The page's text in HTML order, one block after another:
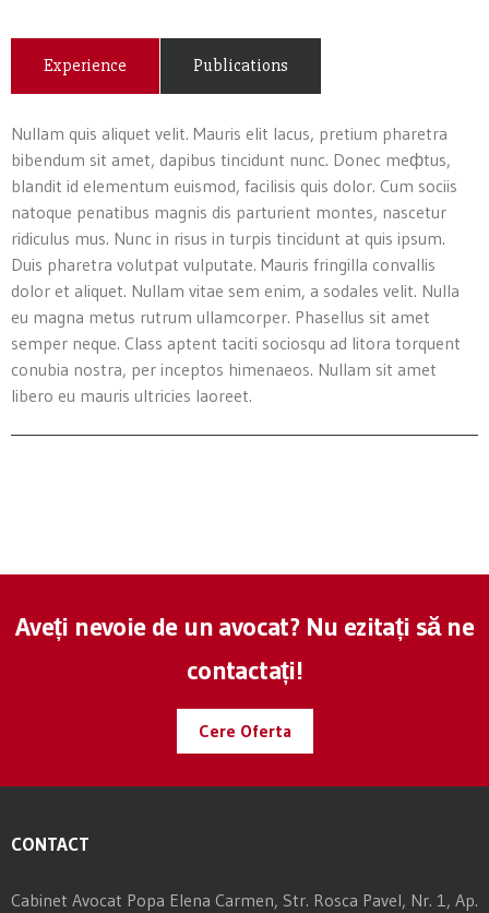
Experience Publications
Nullam quis aliquet velit. Mauris elit lacus, pretium pharetra
bibendum sit amet, dapibus tincidunt nunc. Donec meфtus,
blandit id elementum euismod, facilisis quis dolor. Cum sociis
natoque penatibus magnis dis parturient montes, nascetur
ridiculus mus. Nunc in risus in turpis tincidunt at quis ipsum.
Duis pharetra volutpat vulputate. Mauris fringilla convallis
dolor et aliquet. Nullam vitae sem enim, a sodales velit. Nulla
eu magna metus rutrum ullamcorper. Phasellus sit amet
semper neque. Class aptent taciti sociosqu ad litora torquent
conubia nostra, per inceptos himenaeos. Nullam sit amet
libero eu mauris ultricies laoreet.
Aveți nevoie de un avocat? Nu ezitați să ne
contactați!
Cere Oferta
CONTACT
Cabinet Avocat Popa Elena Carmen, Str. Rosca Pavel, Nr. 1, Ap.